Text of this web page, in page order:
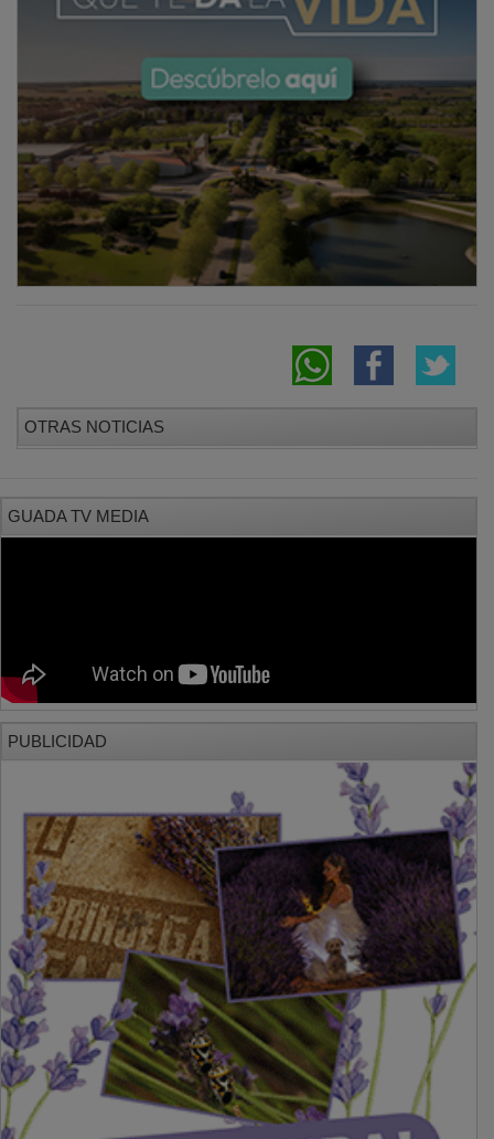
OTRAS NOTICIAS
GUADA TV MEDIA
PUBLICIDAD